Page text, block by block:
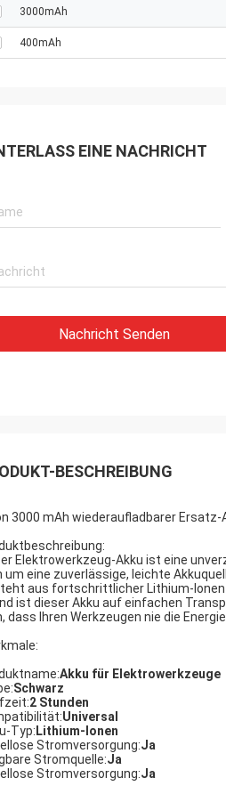
3000mAh
400mAh
EINE NACHRICHT
Nachricht Senden
BESCHREIBUNG
3000 mAh wiederaufladbarer
Elektrowerkzeug-Akku ist eine
um eine zuverlässige, leichte
aus fortschrittlicher Lithium-
ist dieser Akku auf einfachen
dass Ihren Werkzeugen nie die
Akku für Elektrowerkzeuge
Schwarz
2 Stunden
Universal
Typ: Lithium-Ionen
Stromversorgung:Ja
Stromquelle:Ja
Stromversorgung:Ja